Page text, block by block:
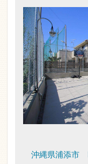
沖縄県浦添市